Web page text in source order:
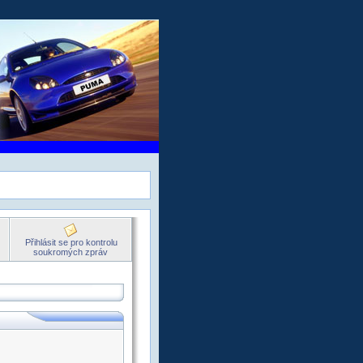
Přihlásit se pro kontrolu
soukromých zpráv